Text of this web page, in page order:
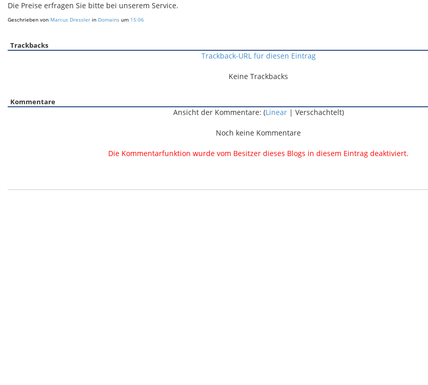
Die Preise erfragen Sie bitte bei unserem Service.
Geschrieben von Marcus Dressler in Domains um 15:06
Trackbacks
Trackback-URL für diesen Eintrag
Keine Trackbacks
Kommentare
Ansicht der Kommentare: (Linear| Verschachtelt)
Noch keine Kommentare
Die Kommentarfunktion wurde vom Besitzer dieses Blogs in diesem Eintrag deaktiviert.